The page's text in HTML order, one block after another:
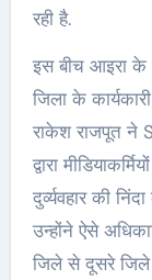
रही है.
इस बीच आइरा के
जिला के
राकेश राजपूत ने
द्वारा
दुर्व्यवहार की
उन्होंने ऐसे
जिले से दूसरे